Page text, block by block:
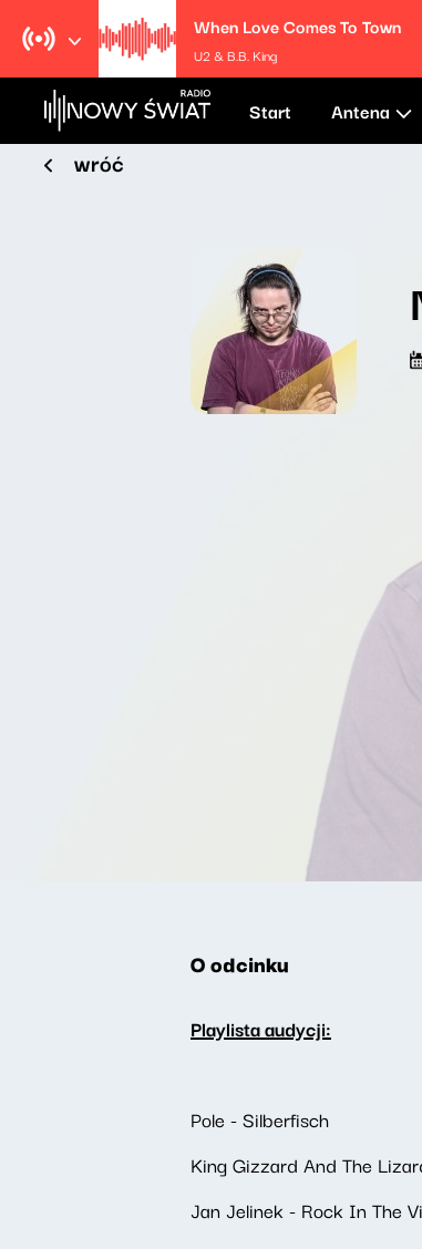
When Love Comes To Town
U2 & B.B. King
Start Antena
wróć
O odcinku
Playlista audycji:
Pole - Silberfisch
King Gizzard And The
Jan Jelinek - Rock In The